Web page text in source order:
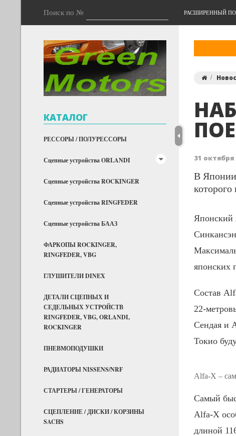
Поиск по № РАСШИРЕННЫЙ
КАТАЛОГ
РЕССОРЫ / ПОЛУРЕССОРЫ
Сцепные устройства ORLANDI
Сцепные устройства ROCKINGER
Сцепные устройства RINGFEDER
Сцепные устройства БААЗ
ФАРКОПЫ ROCKINGER,
RINGFEDER, VBG
ГЛУШИТЕЛИ DINEX
ДЕТАЛИ СЦЕПНЫХ И
СЕДЕЛЬНЫХ УСТРОЙСТВ
RINGFEDER, VBG, ORLANDI,
ROCKINGER
ПНЕВМОПОДУШКИ
РАДИАТОРЫ NISSENS/NRF
СТАРТЕРЫ / ГЕНЕРАТОРЫ
СЦЕПЛЕНИЕ / ДИСКИ / КОРЗИНЫ
SACHS
31 октября
В Японии
Японский
японских
Состав
22-
Сендая и
Токио
Alfa-X –
Самый
Alfa-X
длиной